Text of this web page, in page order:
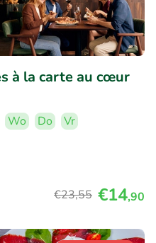
à la carte au cœur
Wo Do
Vr
€23,55 €14,90